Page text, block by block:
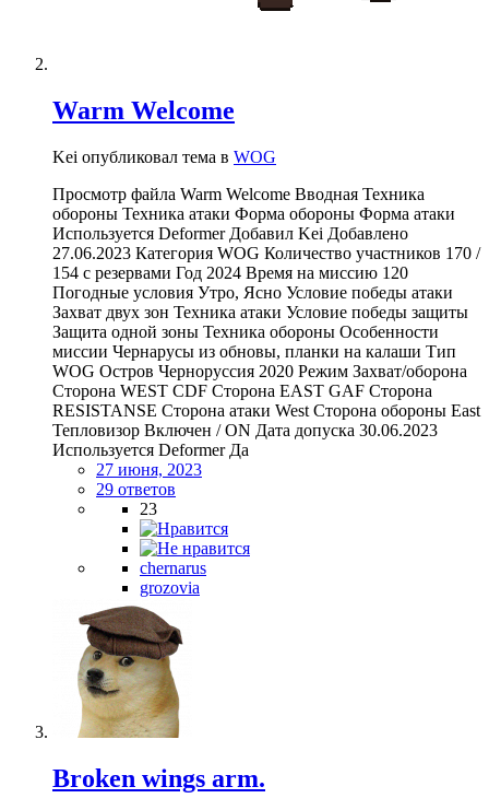
Warm Welcome
Kei опубликовал тема в WOG
Просмотр файла Warm Welcome Вводная Техника
обороны Техника атаки Форма обороны Форма атаки
Используется Deformer Добавил Kei Добавлено
27.06.2023 Категория WOG Количество участников 170 /
154 с резервами Год 2024 Время на миссию 120
Погодные условия Утро, Ясно Условие победы атаки
Захват двух зон Техника атаки Условие победы защиты
Защита одной зоны Техника обороны Особенности
миссии Чернарусы из обновы, планки на калаши Тип
WOG Остров Черноруссия 2020 Режим Захват/оборона
Сторона WEST CDF Сторона EAST GAF Сторона
RESISTANSE Сторона атаки West Сторона обороны East
Тепловизор Включен / ON Дата допуска 30.06.2023
Используется Deformer Да
27 июня, 2023
29 ответов
23
chernarus
grozovia
Broken wings arm.